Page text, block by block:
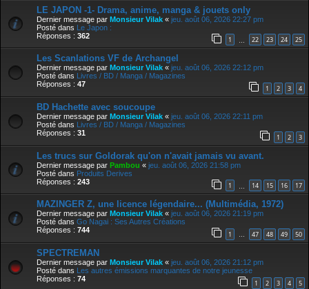
LE JAPON -1- Drama, anime, manga & jouets only
Dernier message par Monsieur Vilak « jeu. août 06, 2026 22:27 pm
Posté dans Le Japon :
Réponses : 362 1 22 23 24 25
Les Scanlations VF de Archangel
Dernier message par Monsieur Vilak « jeu. août 06, 2026 22:12 pm
Posté dans Livres / BD / Manga / Magazines
Réponses : 47 1 2 3 4
BD Hachette avec soucoupe
Dernier message par Monsieur Vilak « jeu. août 06, 2026 22:11 pm
Posté dans Livres / BD / Manga / Magazines
Réponses : 31 1 2 3
Les trucs sur Goldorak qu'on n'avait jamais vu avant.
Dernier message par Pambou « jeu. août 06, 2026 21:58 pm
Posté dans Produits Derives
Réponses : 243 1 14 15 16 17
MAZINGER Z, une licence légendaire... (Multimédia, 1972)
Dernier message par Monsieur Vilak « jeu. août 06, 2026 21:19 pm
Posté dans Go Nagai : Ses Autres Créations
Réponses : 744 1 … 47 48 49 50
SPECTREMAN
Dernier message par Monsieur Vilak « jeu. août 06, 2026 21:12 pm
Posté dans Les autres émissions marquantes de notre jeunesse
Réponses : 74 1 2 3 4 5